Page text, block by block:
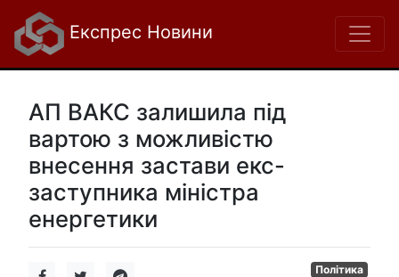
Експрес Новини
АП ВАКС залишила під
вартою з можливістю
внесення застави екс-
заступника міністра
енергетики
Політика